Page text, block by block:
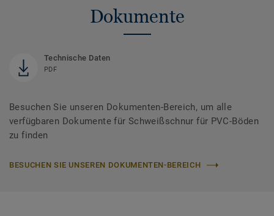
Dokumente
Technische Daten
PDF
Besuchen Sie unseren Dokumenten-Bereich, um alle
verfügbaren Dokumente für Schweißschnur für PVC-Böden
zu finden
BESUCHEN SIE UNSEREN DOKUMENTEN-BEREICH